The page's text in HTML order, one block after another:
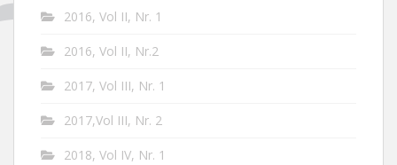
2016, Vol II, Nr. 1
2016, Vol II, Nr.2
2017, Vol III, Nr. 1
2017,Vol III, Nr. 2
2018, Vol IV, Nr. 1